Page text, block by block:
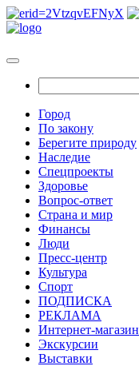
Город
По закону
Берегите природу
Наследие
Спецпроекты
Здоровье
Вопрос-ответ
Страна и мир
Финансы
Люди
Пресс-центр
Культура
Спорт
ПОДПИСКА
РЕКЛАМА
Интернет-магазин
Экскурсии
Выставки